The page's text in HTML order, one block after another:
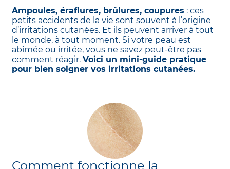
Ampoules, éraflures, brûlures, coupures : ces
petits accidents de la vie sont souvent à l’origine
d’irritations cutanées. Et ils peuvent arriver à tout
le monde, à tout moment. Si votre peau est
abîmée ou irritée, vous ne savez peut-être pas
comment réagir. Voici un mini-guide pratique
pour bien soigner vos irritations cutanées.
Comment fonctionne la